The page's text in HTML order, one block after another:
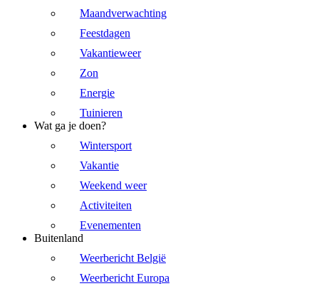
Maandverwachting
Feestdagen
Vakantieweer
Zon
Energie
Tuinieren
Wat ga je doen?
Wintersport
Vakantie
Weekend weer
Activiteiten
Evenementen
Buitenland
Weerbericht België
Weerbericht Europa